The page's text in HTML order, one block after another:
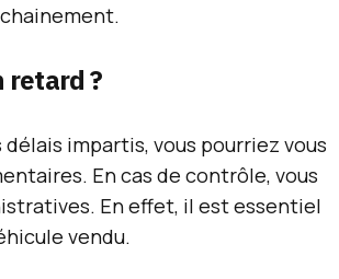
retard ?
impartis, vous pourriez vous
En cas de contrôle, vous
En effet, il est essentiel
vendu.